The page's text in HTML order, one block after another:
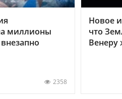
миллионы
2358
Новое
что